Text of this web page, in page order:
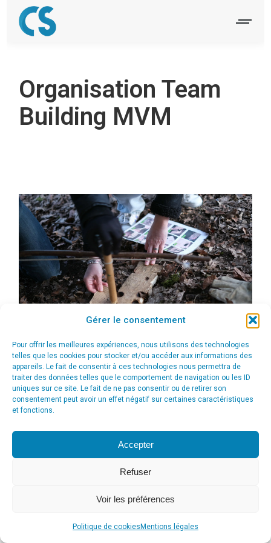
Gérer le consentement
Pour offrir les meilleures expériences, nous utilisons des technologies
telles que les cookies pour stocker et/ou accéder aux informations des
appareils. Le fait de consentir à ces technologies nous permettra de
traiter des données telles que le comportement de navigation ou les ID
uniques sur ce site. Le fait de ne pas consentir ou de retirer son
consentement peut avoir un effet négatif sur certaines caractéristiques
et fonctions.
Accepter
Refuser
Voir les préférences
Politique de cookies Mentions légales
Organisation Team
Building MVM
menu_principal